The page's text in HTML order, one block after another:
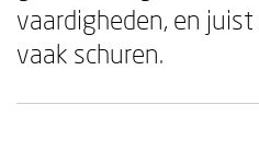
vaardigheden, en
vaak schuren.